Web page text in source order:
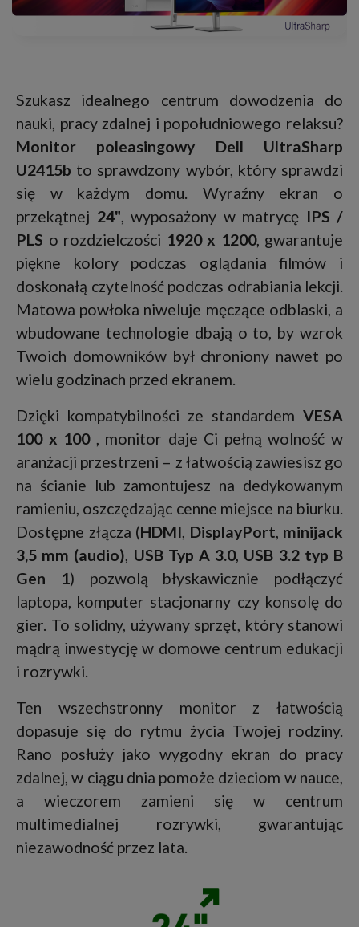
Szukasz idealnego centrum dowodzenia do
nauki, pracy zdalnej i popołudniowego relaksu?
Monitor poleasingowy Dell UltraSharp
U2415b to sprawdzony wybór, który sprawdzi
się w każdym domu. Wyraźny ekran o
przekątnej 24", wyposażony w matrycę IPS /
PLS o rozdzielczości 1920 x 1200, gwarantuje
piękne kolory podczas oglądania filmów i
doskonałą czytelność podczas odrabiania lekcji.
Matowa powłoka niweluje męczące odblaski, a
wbudowane technologie dbają o to, by wzrok
Twoich domowników był chroniony nawet po
wielu godzinach przed ekranem.
Dzięki kompatybilności ze standardem VESA
100 x 100 , monitor daje Ci pełną wolność w
aranżacji przestrzeni – z łatwością zawiesisz go
na ścianie lub zamontujesz na dedykowanym
ramieniu, oszczędzając cenne miejsce na biurku.
Dostępne złącza (HDMI, DisplayPort, minijack
3,5 mm (audio), USB Typ A 3.0, USB 3.2 typ B
Gen 1) pozwolą błyskawicznie podłączyć
laptopa, komputer stacjonarny czy konsolę do
gier. To solidny, używany sprzęt, który stanowi
mądrą inwestycję w domowe centrum edukacji
i rozrywki.
Ten wszechstronny monitor z łatwością
dopasuje się do rytmu życia Twojej rodziny.
Rano posłuży jako wygodny ekran do pracy
zdalnej, w ciągu dnia pomoże dzieciom w nauce,
a wieczorem zamieni się w centrum
multimedialnej rozrywki, gwarantując
niezawodność przez lata.